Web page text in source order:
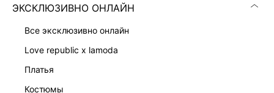
ЭКСКЛЮЗИВНО ОНЛАЙН
все эксклюзивно онлайн
love republic x lamoda
платья
костюмы